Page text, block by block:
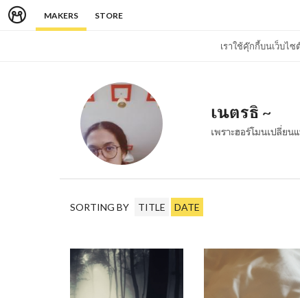
MAKERS STORE
เราใช้คุ๊กกี้บนเว็บไ
เนตรธิ ~
เพราะฮอร์โมนเปลี่ยน
SORTING BY TITLE DATE